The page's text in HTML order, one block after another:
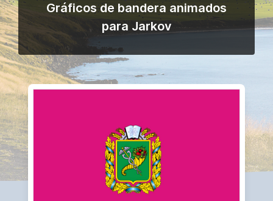
Gráficos de bandera animados
para Jarkov